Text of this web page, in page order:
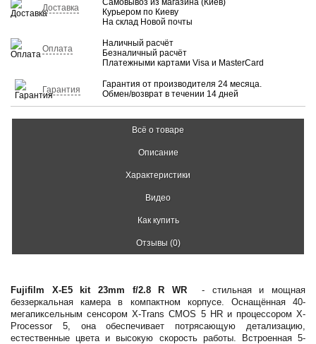
Доставка
Самовывоз из магазина (Киев)
Курьером по Киеву
На склад Новой почты
Оплата
Наличный расчёт
Безналичный расчёт
Платежными картами Visa и MasterCard
Гарантия
Гарантия от производителя 24 месяца.
Обмен/возврат в течении 14 дней
Всё о товаре
Описание
Характеристики
Видео
Как купить
Отзывы (0)
Fujifilm X-E5 kit 23mm f/2.8 R WR- стильная и мощная
беззеркальная камера в компактном корпусе. Оснащённая 40-
мегапиксельным сенсором X-Trans CMOS 5 HR и процессором X-
Processor 5, она обеспечивает потрясающую детализацию,
естественные цвета и высокую скорость работы. Встроенная 5-